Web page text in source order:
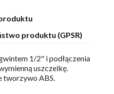
produktu (GPSR)
1/2" i podłączenia
uszczelkę.
tworzywo ABS.